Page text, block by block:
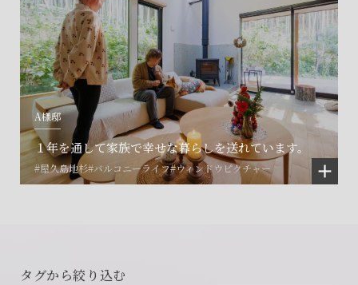
A様邸
１年を通して家族で幸せな暮らしを送れています。
#屋久島地杉#バルコニーライフ#ウィンドウピクチャー
タグから絞り込む